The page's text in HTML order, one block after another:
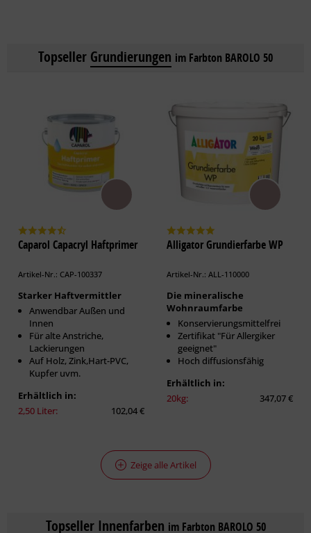
Topseller Grundierungen im Farbton BAROLO 50
Caparol Capacryl Haftprimer
Artikel-Nr.: CAP-100337
Starker Haftvermittler
Anwendbar Außen und
Innen
Für alte Anstriche,
Lackierungen
Auf Holz, Zink,Hart-PVC,
Kupfer uvm.
Erhältlich in:
2,50 Liter:
102,04 €
Alligator Grundierfarbe WP
Artikel-Nr.: ALL-110000
Die mineralische
Wohnraumfarbe
Konservierungsmittelfrei
Zertifikat "Für Allergiker
geeignet"
Hoch diffusionsfähig
Erhältlich in:
20kg:
347,07 €
Zeige alle Artikel
Topseller Innenfarben im Farbton BAROLO 50